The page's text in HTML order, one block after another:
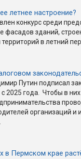
летнее настроение?
конкурс среди
фасадов зданий,
в летний
Путин подписал
2025 года. Чтобы в
организаций
в Пермском крае